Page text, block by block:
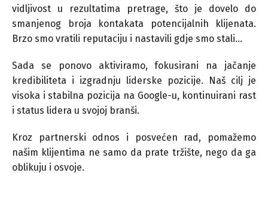
vidljivost u rezultatima pretrage, što je dovelo do
smanjenog broja kontakata potencijalnih klijenata.
Brzo smo vratili reputaciju i nastavili gdje smo stali…
Sada se ponovo aktiviramo, fokusirani na jačanje
kredibiliteta i izgradnju liderske pozicije. Naš cilj je
visoka i stabilna pozicija na Google-u, kontinuirani rast
i status lidera u svojoj branši.
Kroz partnerski odnos i posvećen rad, pomažemo
našim klijentima ne samo da prate tržište, nego da ga
oblikuju i osvoje.